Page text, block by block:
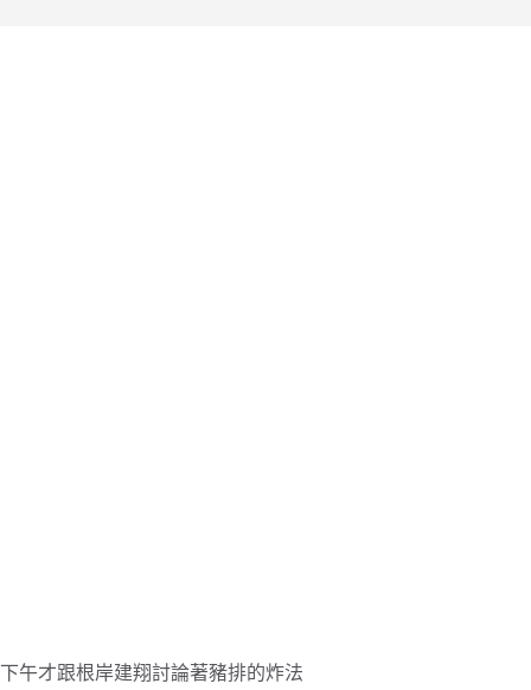
下午才跟根岸建翔討論著豬排的炸法